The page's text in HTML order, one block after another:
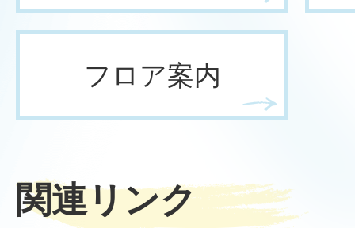
フロア案内
関連リンク